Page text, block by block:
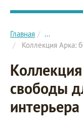
Главное меню
Главная
...
Коллекция Арка:
свободы
интерьера